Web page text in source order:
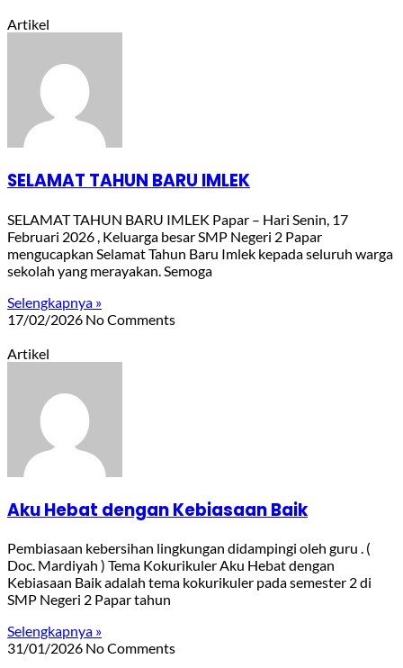
Artikel
SELAMAT TAHUN BARU IMLEK
SELAMAT TAHUN BARU IMLEK Papar – Hari Senin, 17
Februari 2026 , Keluarga besar SMP Negeri 2 Papar
mengucapkan Selamat Tahun Baru Imlek kepada seluruh warga
sekolah yang merayakan. Semoga
Selengkapnya »
17/02/2026 No Comments
Artikel
Aku Hebat dengan Kebiasaan Baik
Pembiasaan kebersihan lingkungan didampingi oleh guru . (
Doc. Mardiyah ) Tema Kokurikuler Aku Hebat dengan
Kebiasaan Baik adalah tema kokurikuler pada semester 2 di
SMP Negeri 2 Papar tahun
Selengkapnya »
31/01/2026 No Comments